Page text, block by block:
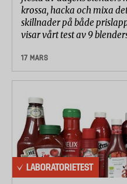
krossa, hacka och mixa
skillnader på både
visar vårt test av 9
17 MARS
LABORATORIETEST